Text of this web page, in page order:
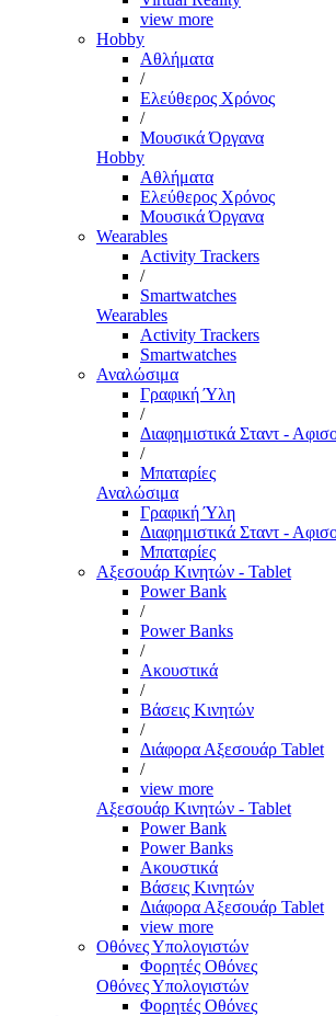
view more
Hobby
Αθλήματα
/
Ελεύθερος Χρόνος
/
Μουσικά Όργανα
Hobby
Αθλήματα
Ελεύθερος Χρόνος
Μουσικά Όργανα
Wearables
Activity Trackers
/
Smartwatches
Wearables
Activity Trackers
Smartwatches
Αναλώσιμα
Γραφική Ύλη
/
Διαφημιστικά Σταντ -
/
Μπαταρίες
Αναλώσιμα
Γραφική Ύλη
Διαφημιστικά Σταντ -
Μπαταρίες
Αξεσουάρ Κινητών - Tablet
Power Bank
/
Power Banks
/
Ακουστικά
/
Βάσεις Κινητών
/
Διάφορα Αξεσουάρ Tablet
/
view more
Αξεσουάρ Κινητών - Tablet
Power Bank
Power Banks
Ακουστικά
Βάσεις Κινητών
Διάφορα Αξεσουάρ Tablet
view more
Οθόνες Υπολογιστών
Φορητές Οθόνες
Οθόνες Υπολογιστών
Φορητές Οθόνες